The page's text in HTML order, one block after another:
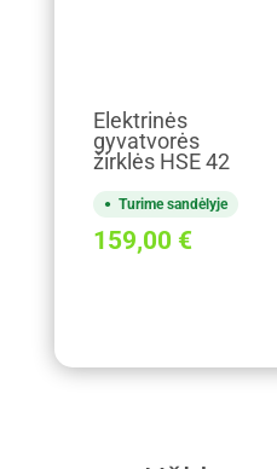
Elektrinės
gyvatvorės
žirklės HSE 42
Turime sandėlyje
159,00 €